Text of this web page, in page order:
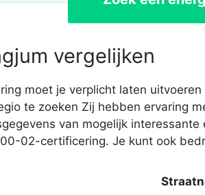
vergelijken
moet je verplicht laten
te zoeken Zij hebben ervaring
van mogelijk
02-certificering. Je kunt ook